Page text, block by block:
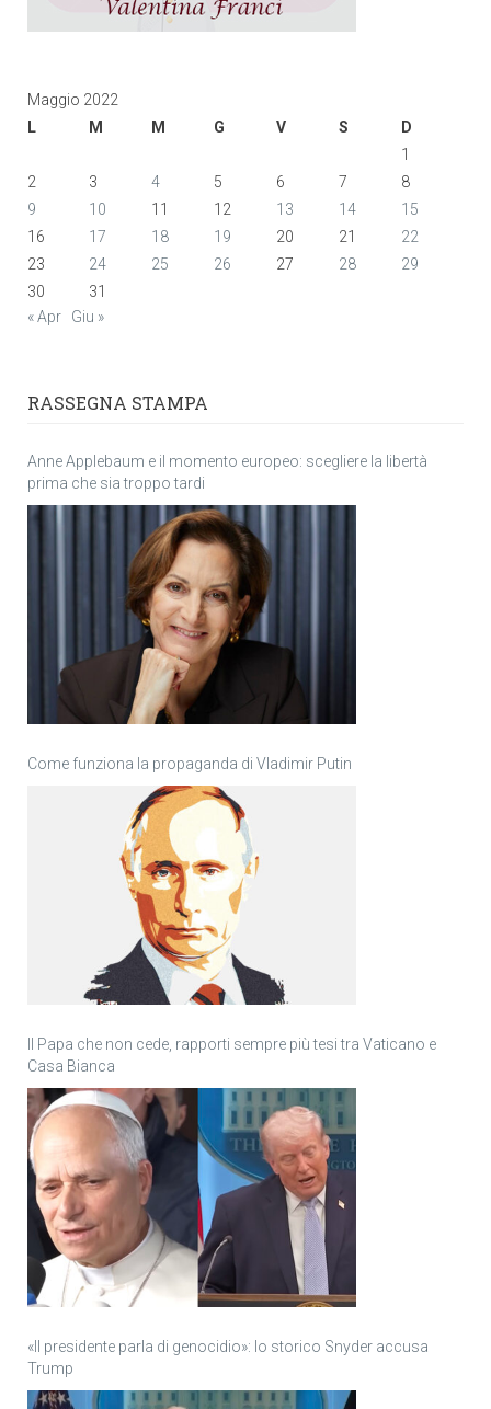
Maggio 2022
L
M M G V S
D
1
2
3 4 5 6 7
8
9
10 11 12 13 14
15
16
17 18 19 20 21
22
23
24 25 26 27 28
29
30
31
« Apr
Giu »
RASSEGNA STAMPA
Anne Applebaum e il momento europeo: scegliere la libertà
prima che sia troppo tardi
Come funziona la propaganda di Vladimir Putin
Il Papa che non cede, rapporti sempre più tesi tra Vaticano e
Casa Bianca
«Il presidente parla di genocidio»: lo storico Snyder accusa
Trump